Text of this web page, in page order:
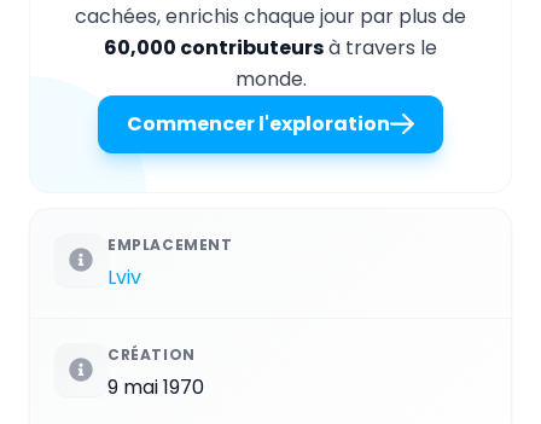
cachées, enrichis chaque jour par plus de
60,000 contributeursà travers le
monde.
Commencer l'exploration
EMPLACEMENT
Lviv
CRÉATION
9 mai 1970